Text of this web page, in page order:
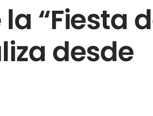
“Fiesta
desde